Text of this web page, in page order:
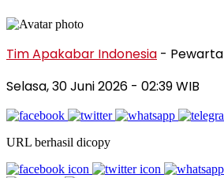
Tim Apakabar Indonesia - Pewarta
Selasa, 30 Juni 2026 - 02:39 WIB
URL berhasil dicopy